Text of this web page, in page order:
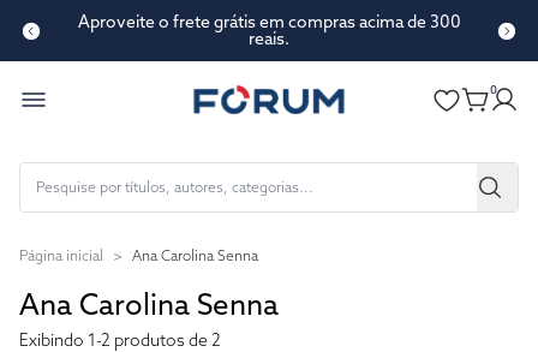
Aproveite o frete grátis em compras acima de 300
reais.
0
Página inicial > Ana Carolina Senna
Ana Carolina Senna
Exibindo 1-2 produtos de 2